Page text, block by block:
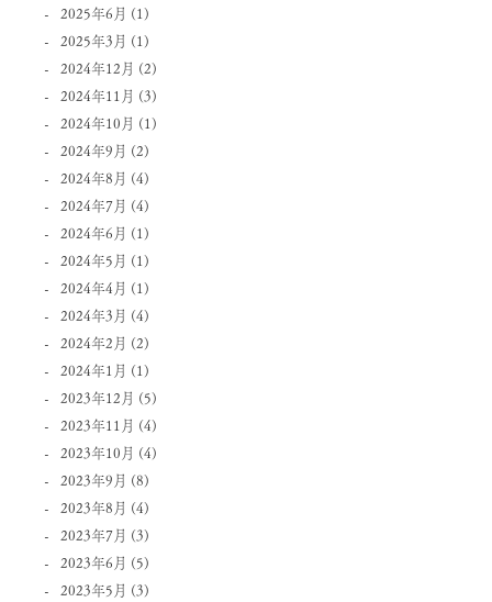
2025年6月 (1)
2025年3月 (1)
2024年12月 (2)
2024年11月 (3)
2024年10月 (1)
2024年9月 (2)
2024年8月 (4)
2024年7月 (4)
2024年6月 (1)
2024年5月 (1)
2024年4月 (1)
2024年3月 (4)
2024年2月 (2)
2024年1月 (1)
2023年12月 (5)
2023年11月 (4)
2023年10月 (4)
2023年9月 (8)
2023年8月 (4)
2023年7月 (3)
2023年6月 (5)
2023年5月 (3)